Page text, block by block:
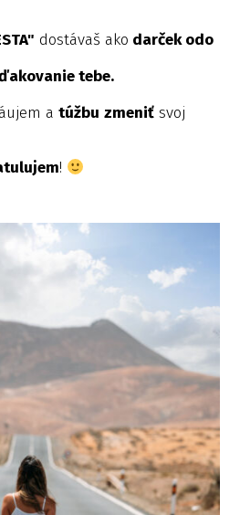
dostávaš ako darček odo
tebe.
a túžbu zmeniťsvoj
!